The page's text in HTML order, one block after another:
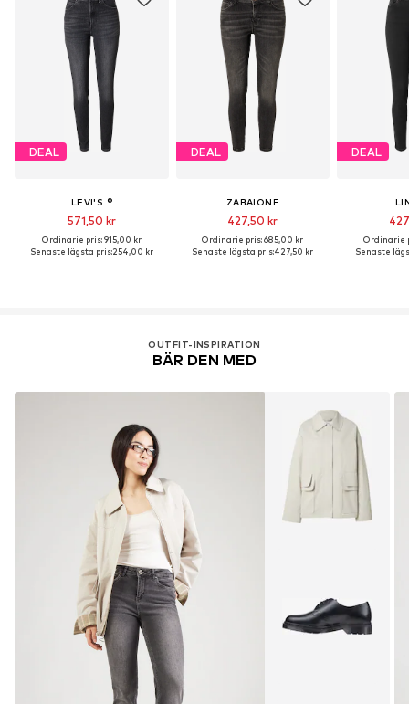
DEAL
LEVI'S ®
571,50 kr
Ordinarie pris: 915,00 kr
Senaste lägsta pris:254,00 kr
DEAL
ZABAIONE
427,50 kr
Ordinarie pris: 685,00 kr
Senaste lägsta pris:427,50 kr
DEAL
Ordinarie
Senaste
OUTFIT-INSPIRATION
BÄR DEN MED